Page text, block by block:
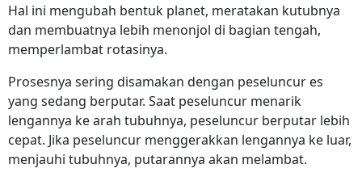
Hal ini mengubah bentuk planet, meratakan kutubnya
dan membuatnya lebih menonjol di bagian tengah,
memperlambat rotasinya.
Prosesnya sering disamakan dengan peseluncur es
yang sedang berputar. Saat peseluncur menarik
lengannya ke arah tubuhnya, peseluncur berputar lebih
cepat. Jika peseluncur menggerakkan lengannya ke luar,
menjauhi tubuhnya, putarannya akan melambat.